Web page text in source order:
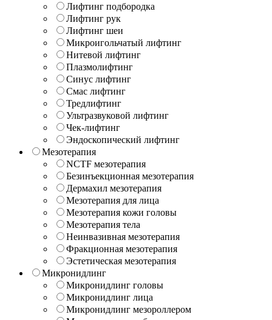
Лифтинг подбородка
Лифтинг рук
Лифтинг шеи
Микроигольчатый лифтинг
Нитевой лифтинг
Плазмолифтинг
Синус лифтинг
Смас лифтинг
Тредлифтинг
Ультразвуковой лифтинг
Чек-лифтинг
Эндоскопический лифтинг
Мезотерапия
NCTF мезотерапия
Безинъекционная мезотерапия
Дермахил мезотерапия
Мезотерапия для лица
Мезотерапия кожи головы
Мезотерапия тела
Неинвазивная мезотерапия
Фракционная мезотерапия
Эстетическая мезотерапия
Микронидлинг
Микронидлинг головы
Микронидлинг лица
Микронидлинг мезороллером